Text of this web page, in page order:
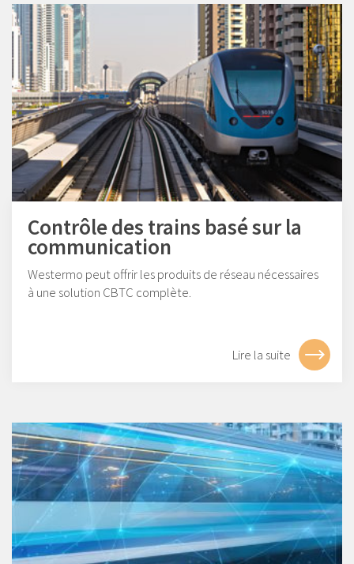
Contrôle des trains basé sur la
communication
Westermo peut offrir les produits de réseau nécessaires
à une solution CBTC complète.
Lire la suite